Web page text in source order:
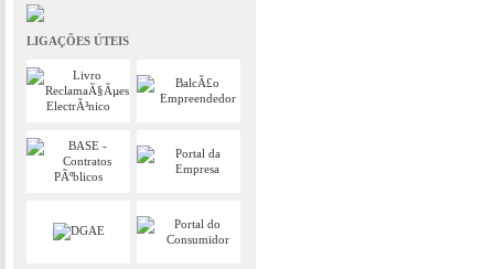
LIGAÇÕES ÚTEIS